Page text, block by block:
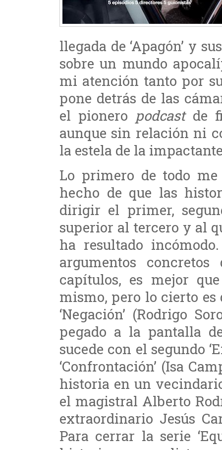
llegada de ‘Apagón’ y
sobre un mundo
mi atención tanto por
pone detrás de las
el pionero podcastde
aunque sin relación ni
la estela de la impactante
Lo primero de todo
hecho de que las
dirigir el primer,
superior al tercero y al
ha resultado
argumentos
capítulos, es mejor
mismo, pero lo cierto es
‘Negación’ (Rodrigo
pegado a la pantalla
sucede con el segundo
‘Confrontación’ (Isa
historia en un
el magistral Alberto
extraordinario Jesús
Para cerrar la serie